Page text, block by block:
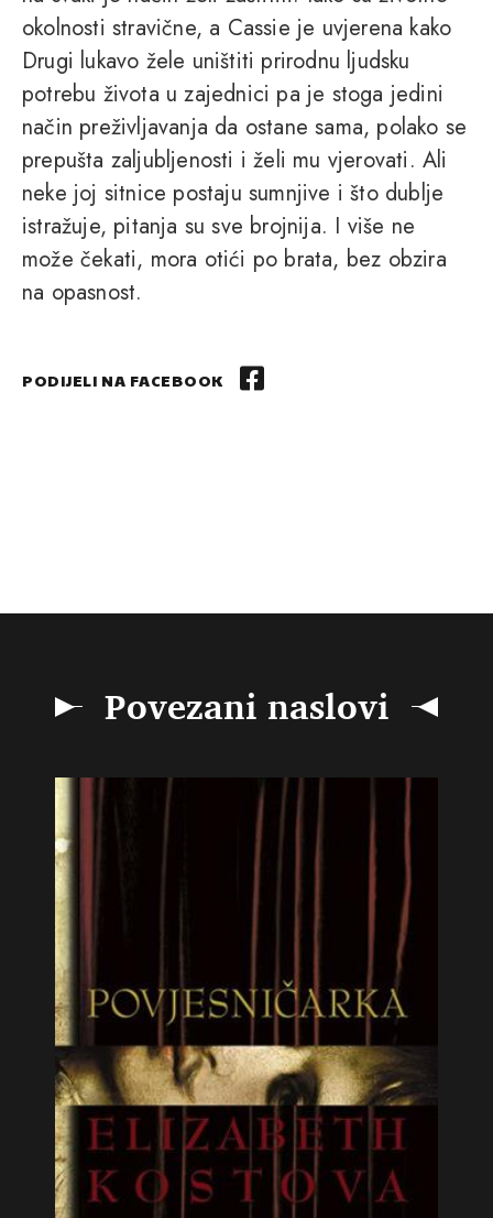
okolnosti stravične, a Cassie je uvjerena kako
Drugi lukavo žele uništiti prirodnu ljudsku
potrebu života u zajednici pa je stoga jedini
način preživljavanja da ostane sama, polako se
prepušta zaljubljenosti i želi mu vjerovati. Ali
neke joj sitnice postaju sumnjive i što dublje
istražuje, pitanja su sve brojnija. I više ne
može čekati, mora otići po brata, bez obzira
na opasnost.
PODIJELI NA FACEBOOK
Povezani naslovi